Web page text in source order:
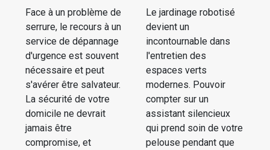
Face à un problème de
serrure, le recours à un
service de dépannage
d'urgence est souvent
nécessaire et peut
s'avérer être salvateur.
La sécurité de votre
domicile ne devrait
jamais être
compromise, et
Le jardinage robotisé
devient un
incontournable dans
l'entretien des
espaces verts
modernes. Pouvoir
compter sur un
assistant silencieux
qui prend soin de votre
pelouse pendant que